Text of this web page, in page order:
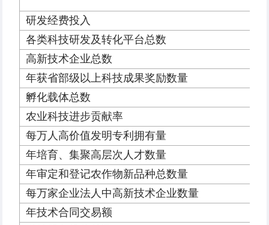
研发经费投入
各类科技研发及转化平台总数
高新技术企业总数
年获省部级以上科技成果奖励数量
孵化载体总数
农业科技进步贡献率
每万人高价值发明专利拥有量
年培育、集聚高层次人才数量
年审定和登记农作物新品种总数量
每万家企业法人中高新技术企业数量
年技术合同交易额